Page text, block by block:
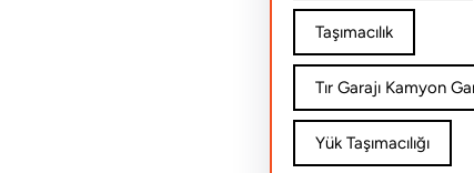
Taşımacılık
Tır Garajı Kamyon
Yük Taşımacılığı